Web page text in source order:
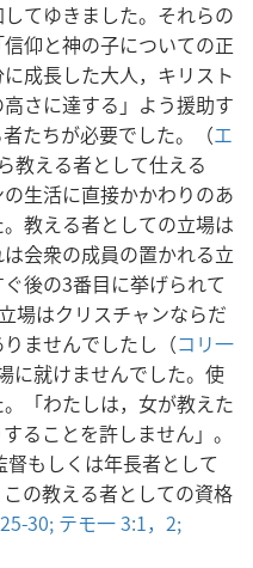
てゆきました。それらの
仰と神の子についての正
成長した大人，キリスト
さに達する」よう援助す
たちが必要でした。（エ
教える者として仕える
生活に直接かかわりのあ
教える者としての立場は
会衆の成員の置かれる立
後の3番目に挙げられて
場はクリスチャンならだ
ませんでしたし（コリ一
に就けませんでした。使
「わたしは，女が教えた
ることを許しません」。
もしくは年長者として
の教える者としての資格
25-30; テモ一 3:1，2;